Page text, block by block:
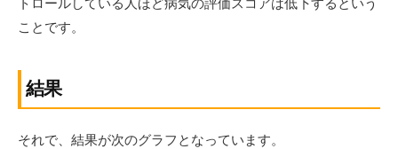
ことです。
結果
それで、結果が次のグラフとなっています。